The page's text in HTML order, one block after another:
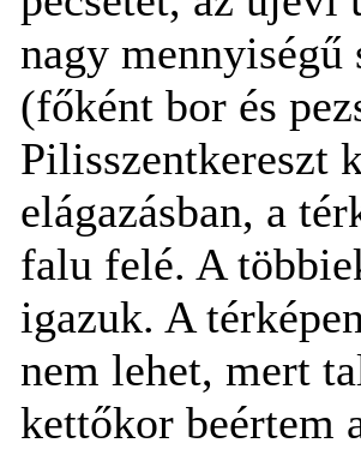
nagy
(főként bor és
Pilisszentkereszt
elágazásban, a
falu felé. A
igazuk. A
nem lehet, mert
kettőkor beértem